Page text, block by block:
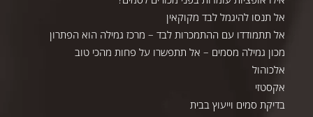
אל תנסו להיגמל לבד מקוקאין
אל תתמודדו עם ההתמכרות לבד – מרכז גמילה הוא הפתרון
מכון גמילה מסמים – אל תתפשרו על פחות מהכי טוב
אלכוהול
אקסטזי
בדיקת סמים וייעוץ בבית